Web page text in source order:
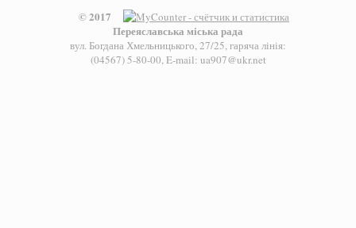
© 2017
Переяславська міська рада
вул. Богдана Хмельницького, 27/25, гаряча лінія:
(04567) 5-80-00, E-mail: ua907@ukr.net